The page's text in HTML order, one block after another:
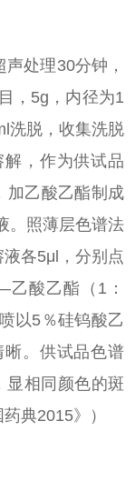
处理30分钟，
，5g，内径为1
洗脱，收集洗脱
，作为供试品
加乙酸乙酯制成
。照薄层色谱法
液各5μl，分别点
酸乙酯（1：
以5％硅钨酸乙
。供试品色谱
显相同颜色的斑
典2015》）